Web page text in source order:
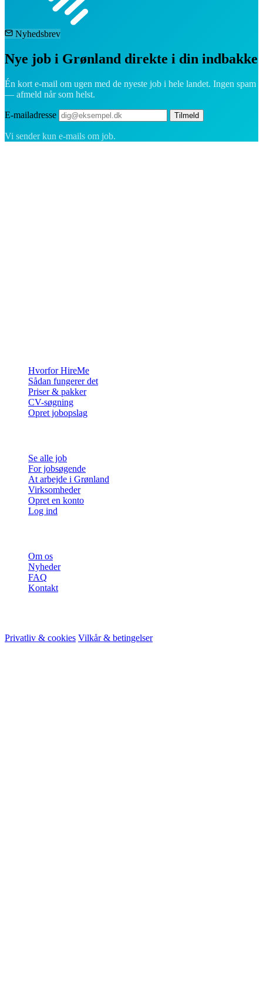
Nyhedsbrev
Nye job i Grønland direkte i din indbakke
Én kort e-mail om ugen med de nyeste job i hele landet. Ingen spam
— afmeld når som helst.
E-mailadresse Tilmeld
Vi sender kun e-mails om job.
Hvorfor HireMe
Sådan fungerer det
Priser & pakker
CV-søgning
Opret jobopslag
Se alle job
For jobsøgende
At arbejde i Grønland
Virksomheder
Opret en konto
Log ind
Om os
Nyheder
FAQ
Kontakt
Privatliv & cookies Vilkår & betingelser